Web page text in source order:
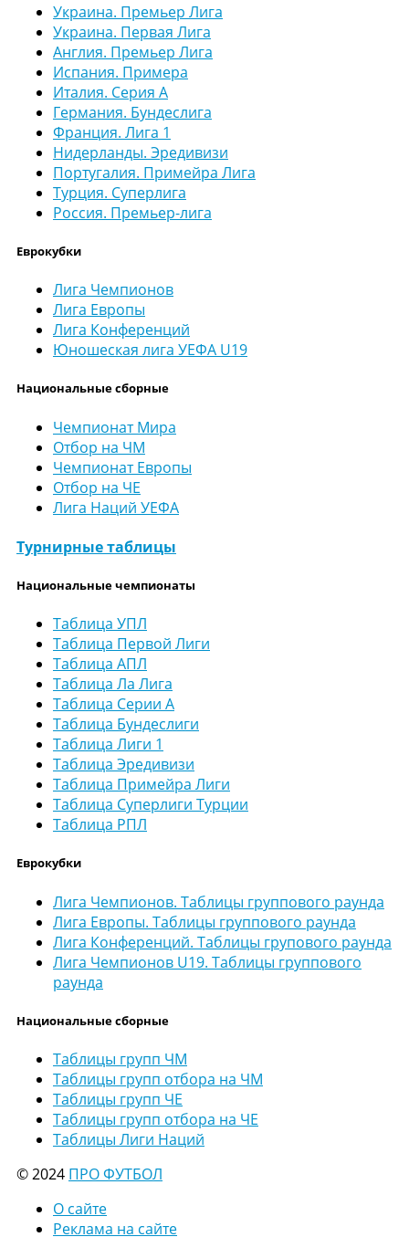
Украина. Премьер Лига
Украина. Первая Лига
Англия. Премьер Лига
Испания. Примера
Италия. Серия А
Германия. Бундеслига
Франция. Лига 1
Нидерланды. Эредивизи
Португалия. Примейра Лига
Турция. Суперлига
Россия. Премьер-лига
Еврокубки
Лига Чемпионов
Лига Европы
Лига Конференций
Юношеская лига УЕФА U19
Национальные сборные
Чемпионат Мира
Отбор на ЧМ
Чемпионат Европы
Отбор на ЧЕ
Лига Наций УЕФА
Турнирные таблицы
Национальные чемпионаты
Таблица УПЛ
Таблица Первой Лиги
Таблица АПЛ
Таблица Ла Лига
Таблица Серии А
Таблица Бундеслиги
Таблица Лиги 1
Таблица Эредивизи
Таблица Примейра Лиги
Таблица Суперлиги Турции
Таблица РПЛ
Еврокубки
Лига Чемпионов. Таблицы группового раунда
Лига Европы. Таблицы группового раунда
Лига Конференций. Таблицы групового раунда
Лига Чемпионов U19. Таблицы группового
раунда
Национальные сборные
Таблицы групп ЧМ
Таблицы групп отбора на ЧМ
Таблицы групп ЧЕ
Таблицы групп отбора на ЧЕ
Таблицы Лиги Наций
© 2024 ПРО ФУТБОЛ
О сайте
Реклама на сайте